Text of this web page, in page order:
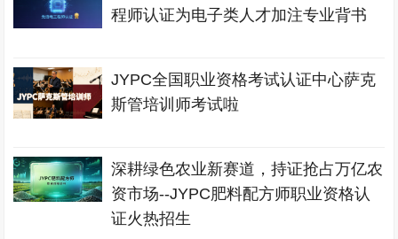
程师认证为电子类人才加注专业背书
JYPC全国职业资格考试认证中心萨克
斯管培训师考试啦
深耕绿色农业新赛道，持证抢占万亿农
资市场--JYPC肥料配方师职业资格认
证火热招生